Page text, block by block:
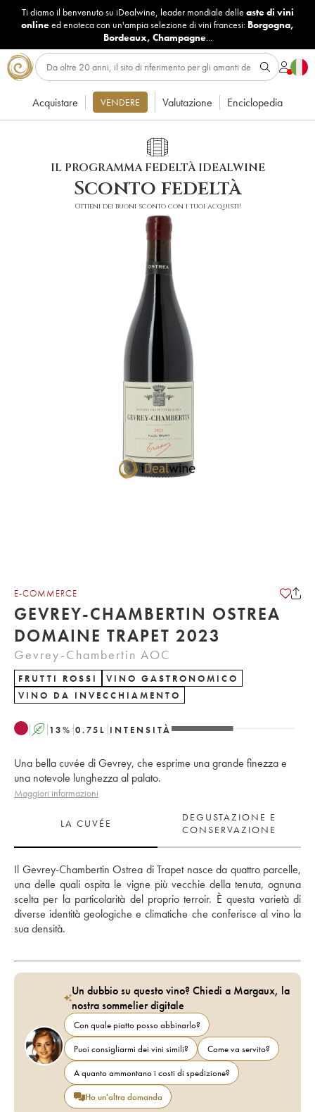
Ti diamo il benvenuto su iDealwine, leader mondiale delle aste di vini
onlineed enoteca con un'ampia selezione di vini francesi: Borgogna,
Bordeaux, Champagne...
Acquistare VENDERE Valutazione Enciclopedia
IL PROGRAMMA FEDELTÀ IDEALWINE
Sconto fedeltà
Ottieni dei buoni sconto con i tuoi acquisti!
E-COMMERCE
GEVREY-CHAMBERTIN OSTREA
DOMAINE TRAPET 2023
Gevrey-Chambertin AOC
FRUTTI ROSSI
VINO GASTRONOMICO
VINO DA INVECCHIAMENTO
A 13% 0.75 L INTENSITÀ
Una bella cuvée di Gevrey, che esprime una grande finezza e
una notevole lunghezza al palato.
Maggiori informazioni
LA CUVÉE
DEGUSTAZIONE E
CONSERVAZIONE
Il Gevrey-Chambertin Ostrea di Trapet nasce da quattro parcelle,
una delle quali ospita le vigne più vecchie della tenuta, ognuna
scelta per la particolarità del proprio terroir. È questa varietà di
diverse identità geologiche e climatiche che conferisce al vino la
sua densità.
Un dubbio su questo vino? Chiedi a Margaux, la
nostra sommelier digitale
Con quale piatto posso abbinarlo?
Puoi consigliarmi dei vini simili?
Come va servito?
A quanto ammontano i costi di spedizione?
Ho un'altra domanda